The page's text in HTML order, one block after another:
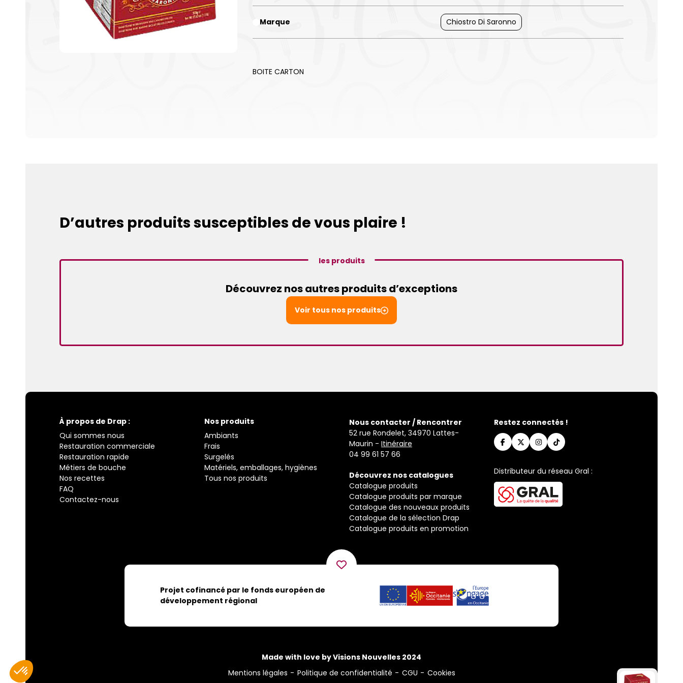
Marque Chiostro Di Saronno
BOITE CARTON
D’autres produits susceptibles de vous plaire !
les produits
Découvrez nos autres produits d’exceptions
Voir tous nos produits
À propos de Drap :
Qui sommes nous
Restauration commerciale
Restauration rapide
Métiers de bouche
Nos recettes
FAQ
Contactez-nous
Nos produits
Ambiants
Frais
Surgelés
Matériels, emballages, hygiènes
Tous nos produits
Nous contacter / Rencontrer
52 rue Rondelet, 34970 Lattes-
Maurin - Itinéraire
04 99 61 57 66
Découvrez nos catalogues
Catalogue produits
Catalogue produits par marque
Catalogue des nouveaux produits
Catalogue de la sélection Drap
Catalogue produits en promotion
Restez connectés !
Distributeur du réseau Gral :
Projet cofinancé par le fonds européen de
développement régional
Made with love by Visions Nouvelles 2024
Mentions légales
Politique de confidentialité CGU Cookies